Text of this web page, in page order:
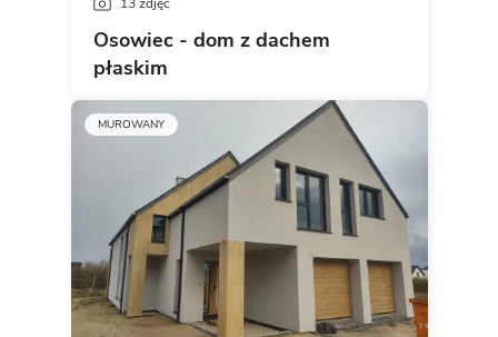
13 zdjęć
Osowiec - dom z dachem
płaskim
MUROWANY